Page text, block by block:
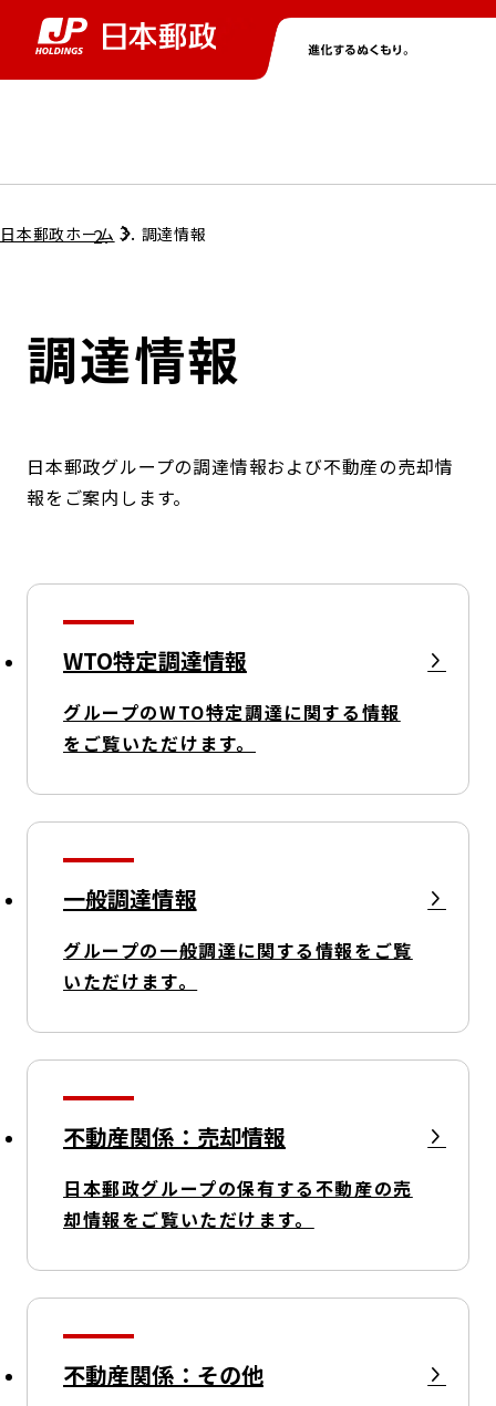
グループ情報
コンプライアンス
ローカル共創イニシアティブ
株主・投資家情報
個人投資家のみなさまへ
IRニュース
IRカレンダー
ニューストップ
サステナビリティ
担当役員メッセージ
環境
ガバナンス
採用情報トップ
日本郵政ホーム 調達情報
調達情報
日本郵政グループの調達情報および不動産の売却情
報をご案内します。
WTO特定調達情報
グループのWTO特定調達に関する情報
をご覧いただけます。
一般調達情報
グループの一般調達に関する情報をご覧
いただけます。
不動産関係：売却情報
日本郵政グループの保有する不動産の売
却情報をご覧いただけます。
不動産関係：その他